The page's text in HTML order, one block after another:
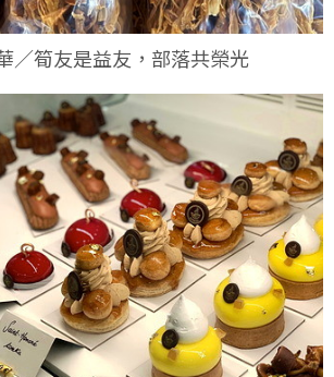
／筍友是益友，部落共榮光